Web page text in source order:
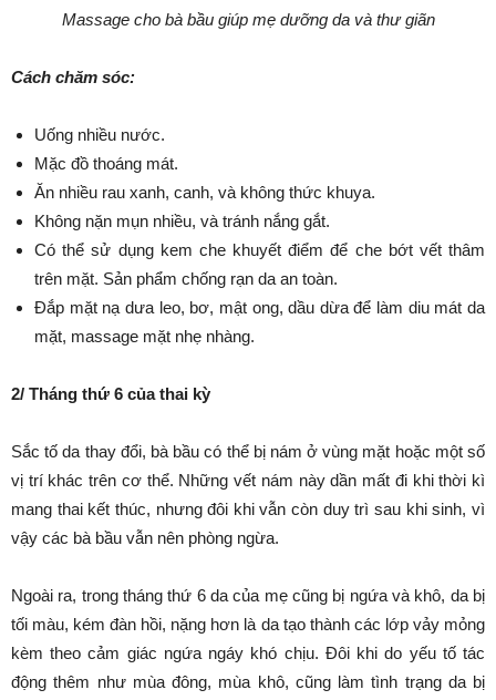
Massage cho bà bầu giúp mẹ dưỡng da và thư giãn
Cách chăm sóc:
Uống nhiều nước.
Mặc đồ thoáng mát.
Ăn nhiều rau xanh, canh, và không thức khuya.
Không nặn mụn nhiều, và tránh nắng gắt.
Có thể sử dụng kem che khuyết điểm để che bớt vết thâm
trên mặt. Sản phẩm chống rạn da an toàn.
Đắp mặt nạ dưa leo, bơ, mật ong, dầu dừa để làm diu mát da
mặt, massage mặt nhẹ nhàng.
2/ Tháng thứ 6 của thai kỳ
Sắc tố da thay đổi, bà bầu có thể bị nám ở vùng mặt hoặc một số
vị trí khác trên cơ thể. Những vết nám này dần mất đi khi thời kì
mang thai kết thúc, nhưng đôi khi vẫn còn duy trì sau khi sinh, vì
vậy các bà bầu vẫn nên phòng ngừa.
Ngoài ra, trong tháng thứ 6 da của mẹ cũng bị ngứa và khô, da bị
tối màu, kém đàn hồi, nặng hơn là da tạo thành các lớp vảy mỏng
kèm theo cảm giác ngứa ngáy khó chịu. Đôi khi do yếu tố tác
động thêm như mùa đông, mùa khô, cũng làm tình trạng da bị